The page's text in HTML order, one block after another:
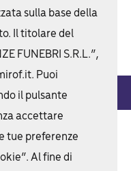
Gestione Cookie
sulla base della
Il titolare del
FUNEBRI S.R.L.”,
Puoi
il pulsante
accettare
tue preferenze
Al fine di